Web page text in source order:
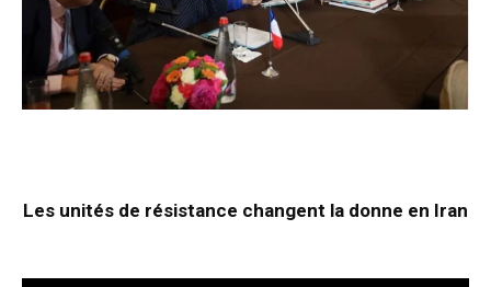
Les unités de résistance changent la donne en Iran